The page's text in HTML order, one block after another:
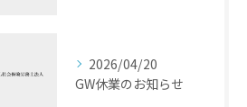
2026/04/20
GW休業のお知らせ